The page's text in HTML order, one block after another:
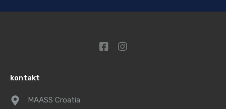
kontakt
MAASS Croatia